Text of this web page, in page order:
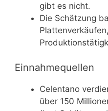
gibt es nicht.
Die Schätzung
Einnahmequellen
Celentano
über 150